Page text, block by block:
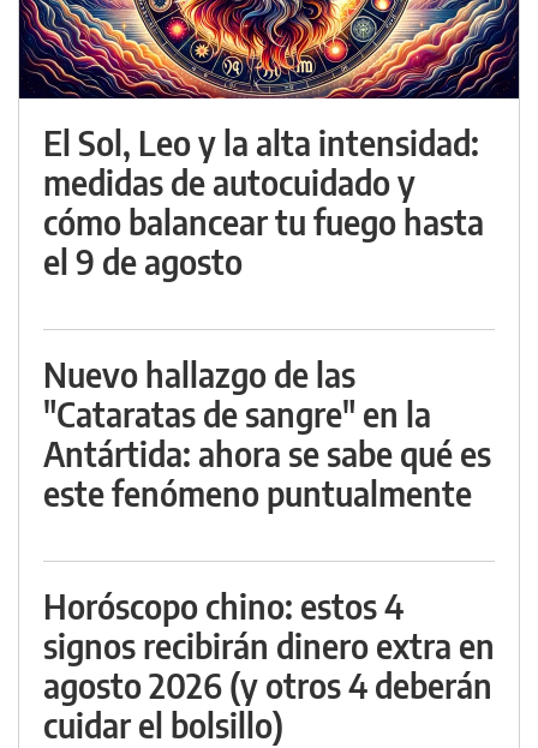
El Sol, Leo y la alta intensidad:
medidas de autocuidado y
cómo balancear tu fuego hasta
el 9 de agosto
Nuevo hallazgo de las
"Cataratas de sangre" en la
Antártida: ahora se sabe qué es
este fenómeno puntualmente
Horóscopo chino: estos 4
signos recibirán dinero extra en
agosto 2026 (y otros 4 deberán
cuidar el bolsillo)